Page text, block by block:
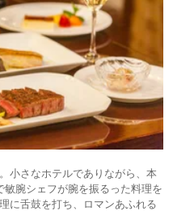
小さなホテルでありながら、本
腕シェフが腕を振るった料理を
に舌鼓を打ち、ロマンあふれる